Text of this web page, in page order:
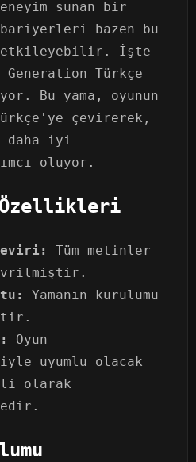
sunan bir
bazen bu
etkileyebilir. İşte
Türkçe
Bu yama, oyunun
çevirerek,
daha iyi
oluyor.
Özellikleri
Tüm metinler
Yamanın kurulumu
Oyun
uyumlu olacak
olarak